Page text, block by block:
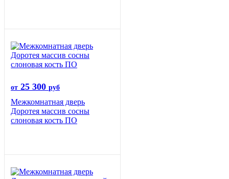
от 25 300 руб
Межкомнатная дверь
Доротея массив сосны
слоновая кость ПО